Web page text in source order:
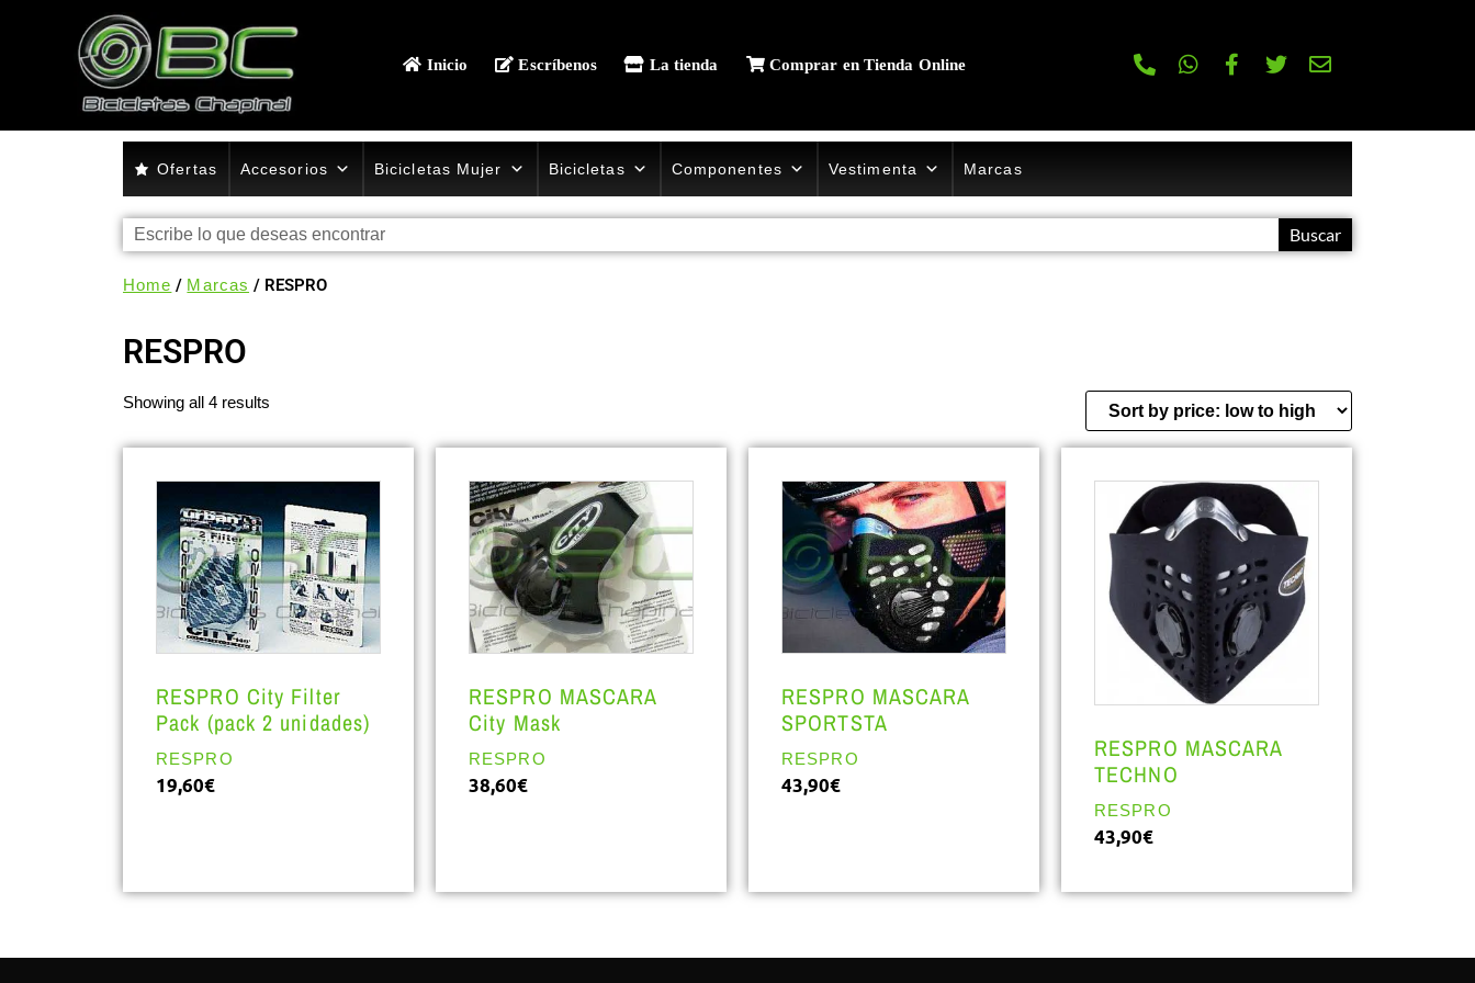
Inicio Escríbenos La tienda Comprar en Tienda Online
Ofertas Accesorios Bicicletas Mujer Bicicletas Componentes Vestimenta Marcas
Buscar
Home / Marcas / RESPRO
RESPRO
Showing all 4 results
RESPRO City Filter
Pack (pack 2 unidades)
RESPRO
19,60€
RESPRO MASCARA
City Mask
RESPRO
38,60€
RESPRO MASCARA
SPORTSTA
RESPRO
43,90€
RESPRO MASCARA
TECHNO
RESPRO
43,90€